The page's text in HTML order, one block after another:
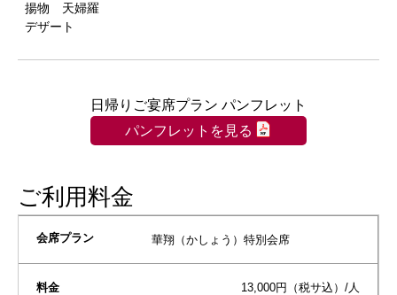
揚物 天婦羅
デザート
日帰りご宴席プラン パンフレット
パンフレットを見る
ご利用料金
華翔（かしょう）特別会席
13,000円（税サ込）/人